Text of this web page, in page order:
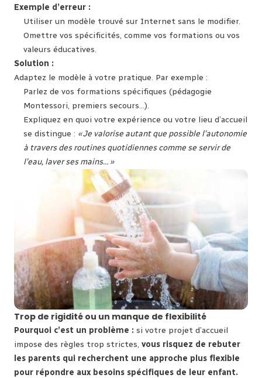
Exemple d’erreur :
Utiliser un modèle trouvé sur Internet sans le modifier.
Omettre vos spécificités, comme vos formations ou vos
valeurs éducatives.
Solution :
Adaptez le modèle à votre pratique. Par exemple :
Parlez de vos formations spécifiques (pédagogie
Montessori, premiers secours…).
Expliquez en quoi votre expérience ou votre lieu d’accueil
se distingue : « Je valorise autant que possible l’autonomie
à travers des routines quotidiennes comme se servir de
l’eau, laver ses mains… »
Trop de rigidité ou un manque de flexibilité
Pourquoi c’est un problème : si votre projet d’accueil
impose des règles trop strictes, vous risquez de rebuter
les parents qui recherchent une approche plus flexible
pour répondre aux besoins spécifiques de leur enfant.